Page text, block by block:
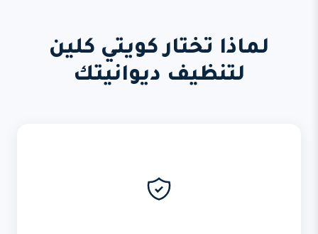
لماذا تختار كويتي كلين
لتنظيف ديوانيتك